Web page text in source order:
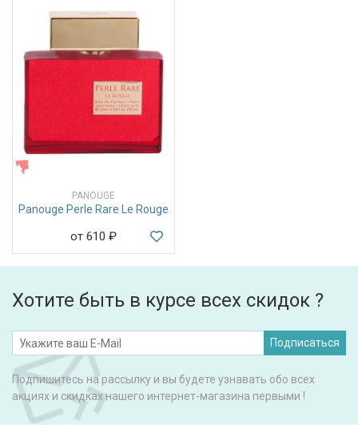
PANOUGE
Panouge Perle Rare Le Rouge
от 610 ₽
Хотите быть в курсе всех скидок ?
Подписаться
Подпишитесь на рассылку и вы будете узнавать обо всех
акциях и скидках нашего интернет-магазина первыми !